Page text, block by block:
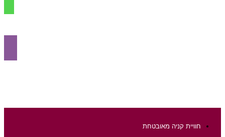
חוויית קניה מאובטחת